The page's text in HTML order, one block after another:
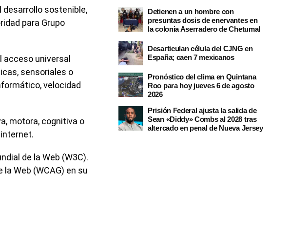
desarrollo sostenible,
para Grupo
universal
sensoriales o
velocidad
motora, cognitiva o
de la Web (W3C).
Web (WCAG) en su
Detienen a un hombre con
presuntas dosis de enervantes en
la colonia Aserradero de Chetumal
Desarticulan célula del CJNG en
España; caen 7 mexicanos
Pronóstico del clima en Quintana
Roo para hoy jueves 6 de agosto
2026
Prisión Federal ajusta la salida de
Sean «Diddy» Combs al 2028 tras
altercado en penal de Nueva Jersey